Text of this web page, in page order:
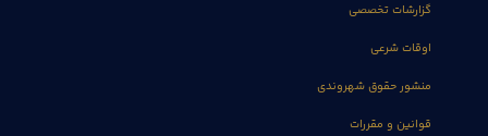
گزارشات تخصصی
اوقات شرعی
منشور حقوق شهروندی
قوانین و مقررات